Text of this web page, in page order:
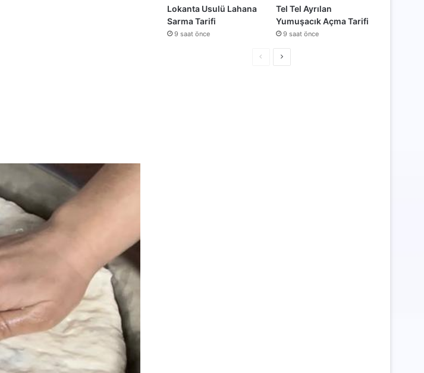
Lokanta Usulü Lahana
Sarma Tarifi
9 saat önce
Tel Tel Ayrılan
Yumuşacık Açma Tarifi
9 saat önce
ÖncekiSonraki